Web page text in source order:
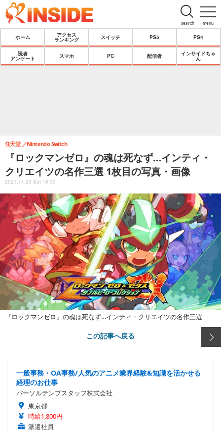
menu
search
ホーム
アクセス
ランキング
スイッチ PS5 PS4
読者
アンケート
スマホ PC 配信者
インサイドちゃ
ん
『ロックマンゼロ』の魂は死なず…インティ・
クリエイツの名作三選 1枚目の写真・画像
任天堂 Nintendo Switch
2021.11.20 Sat 16:00
『ロックマンゼロ』の魂は死なず…インティ・クリエイツの名作三選
この記事へ戻る
一般事務・OA事務/人気のアニメ業界経験&知識を活かせる
経理のお仕事
パーソルテンプスタッフ株式会社
東京都
時給1,800円
派遣社員